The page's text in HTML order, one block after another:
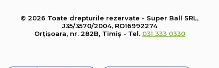
© 2026 Toate drepturile rezervate - Super Ball SRL,
J35/3570/2004, RO16992274
Orțișoara, nr. 282B, Timiș - Tel. 031 333 0330